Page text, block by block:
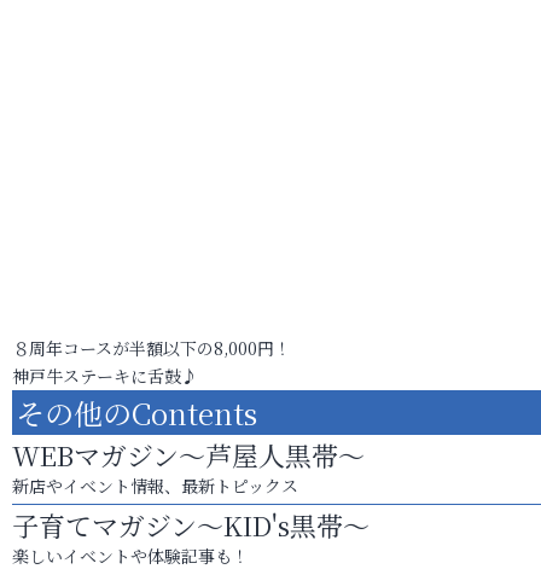
８周年コースが半額以下の8,000円！
神戸牛ステーキに舌鼓♪
その他のContents
WEBマガジン～芦屋人黒帯～
新店やイベント情報、最新トピックス
子育てマガジン～KID's黒帯～
楽しいイベントや体験記事も！